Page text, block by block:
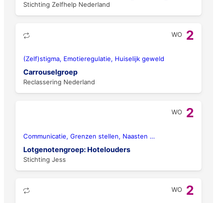
Stichting Zelfhelp Nederland
WO 2
(Zelf)stigma, Emotieregulatie, Huiselijk geweld
Carrouselgroep
Reclassering Nederland
WO 2
Communicatie, Grenzen stellen, Naasten …
Lotgenotengroep: Hotelouders
Stichting Jess
WO 2